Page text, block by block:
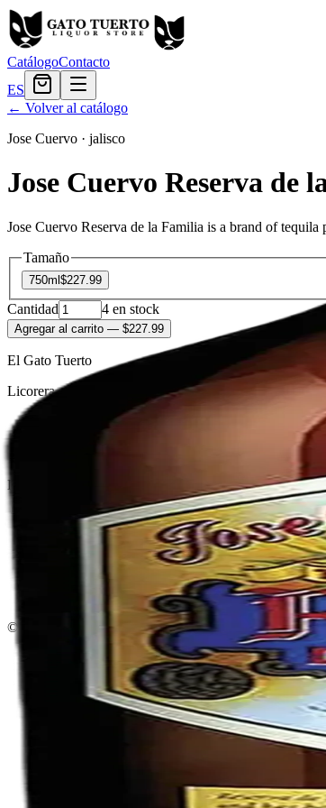
CatálogoContacto
ES
← Volver al catálogo
Jose Cuervo · jalisco
Jose Cuervo Reserva de
Jose Cuervo Reserva de la Familia is a brand of
Tamaño
750ml $227.99
Cantidad 4 en stock
Agregar al carrito — $227.99
El Gato Tuerto
Licorera · envíos locales
Política de privacidad
Delivery · Miami
Delivery de licores en Miami
Alcohol a domicilio Miami
Delivery a Brickell
Licorera en Brickell
Delivery Coral Gables
Cervezas a domicilio Miami
© 2026 El Gato Tuerto · Licorera·Bebé